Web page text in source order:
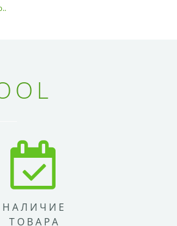
НАЛИЧИЕ
ТОВАРА